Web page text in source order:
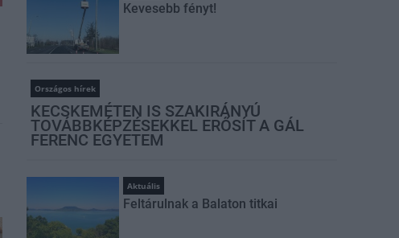
Kevesebb fényt!
Országos hírek
KECSKEMÉTEN IS SZAKIRÁNYÚ
TOVÁBBKÉPZÉSEKKEL ERŐSÍT A GÁL
FERENC EGYETEM
Aktuális
Feltárulnak a Balaton titkai